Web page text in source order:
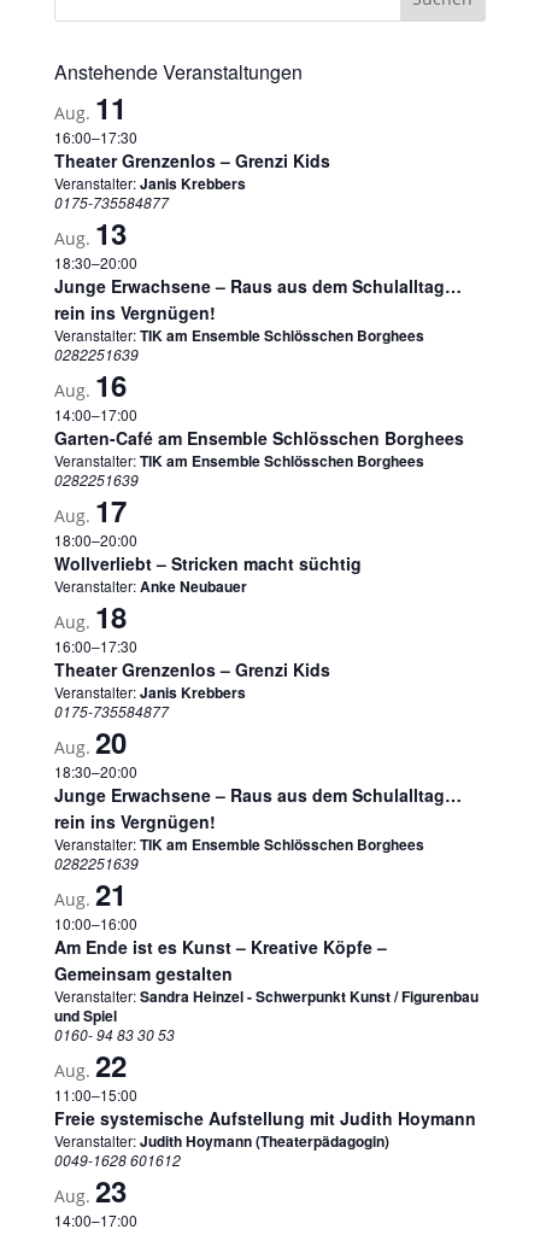
Anstehende Veranstaltungen
Aug. 11
16:00–17:30
Theater Grenzenlos – Grenzi Kids
Veranstalter:Janis Krebbers
0175-735584877
Aug. 13
18:30–20:00
Junge Erwachsene – Raus aus dem Schulalltag…
rein ins Vergnügen!
Veranstalter:TIK am Ensemble Schlösschen Borghees
0282251639
Aug. 16
14:00–17:00
Garten-Café am Ensemble Schlösschen Borghees
Veranstalter:TIK am Ensemble Schlösschen Borghees
0282251639
Aug. 17
18:00–20:00
Wollverliebt – Stricken macht süchtig
Veranstalter:Anke Neubauer
Aug. 18
16:00–17:30
Theater Grenzenlos – Grenzi Kids
Veranstalter:Janis Krebbers
0175-735584877
Aug. 20
18:30–20:00
Junge Erwachsene – Raus aus dem Schulalltag…
rein ins Vergnügen!
Veranstalter:TIK am Ensemble Schlösschen Borghees
0282251639
Aug. 21
10:00–16:00
Am Ende ist es Kunst – Kreative Köpfe –
Gemeinsam gestalten
Veranstalter:Sandra Heinzel - Schwerpunkt Kunst / Figurenbau
und Spiel
0160- 94 83 30 53
Aug. 22
11:00–15:00
Freie systemische Aufstellung mit Judith Hoymann
Veranstalter:Judith Hoymann (Theaterpädagogin)
0049-1628 601612
Aug. 23
14:00–17:00